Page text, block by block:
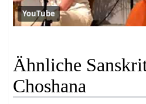
YouTube
Ähnliche
Choshana